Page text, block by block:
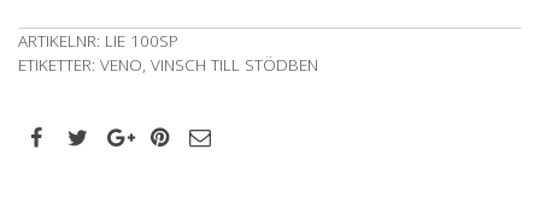
ARTIKELNR: LIE 100SP
ETIKETTER: VENO VINSCH TILL STÖDBEN